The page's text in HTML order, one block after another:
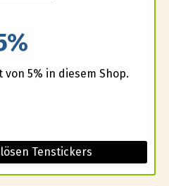
5% in diesem Shop.
Tenstickers